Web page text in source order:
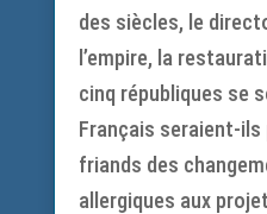
des siècles, le
l’empire, la
cinq républiques se
Français seraient-
friands des
allergiques aux